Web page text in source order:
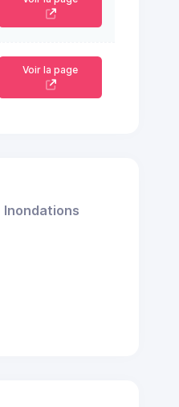
Voir la page
Inondations